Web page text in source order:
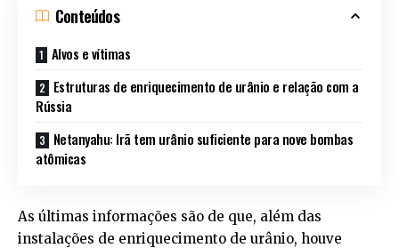
Conteúdos
Alvos e vítimas
Estruturas de enriquecimento de urânio e relação com a
Rússia
Netanyahu: Irã tem urânio suficiente para nove bombas
atômicas
As últimas informações são de que, além das
instalações de enriquecimento de urânio, houve